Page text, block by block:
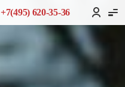
+7(495) 620-35-36